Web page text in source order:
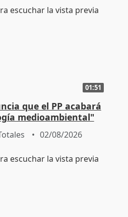
01:51
que el PP acabará
medioambiental"
las playas
02/08/2026